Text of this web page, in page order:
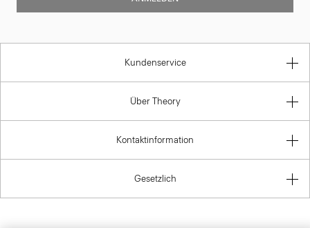
Kundenservice
Über Theory
Kontaktinformation
Gesetzlich